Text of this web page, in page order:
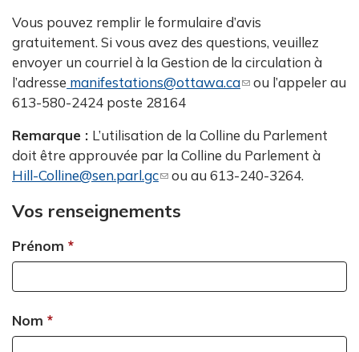
Vous pouvez remplir le formulaire d’avis
gratuitement. Si vous avez des questions, veuillez
envoyer un courriel à la Gestion de la circulation à
l’adresse manifestations@ottawa.ca(
n
k
s
s
ou l’appeler au
613-580-2424 poste 28164
Remarque : L’utilisation de la Colline du Parlement
doit être approuvée par la Colline du Parlement à
Hill-Colline@sen.parl.gc(
i
e
d
ou au 613-240-3264.
Vos renseignements
Prénom
Nom